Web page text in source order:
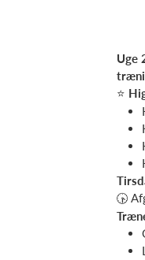
Uge
⭐
🕟